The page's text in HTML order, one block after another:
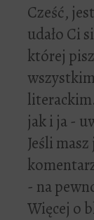
Cześć,
udało Ci
której
jak i ja -
Jeśli
- na
Więcej o